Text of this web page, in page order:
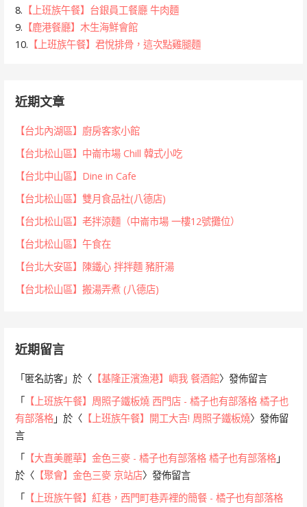
8. 【上班族午餐】台銀員工餐廳 牛肉麵
9. 【鹿港餐廳】木生海鮮會館
10. 【上班族午餐】君悅排骨，這次點雞腿麵
近期文章
【台北內湖區】廚房客家小館
【台北松山區】中崙市場 Chill 韓式小吃
【台北中山區】Dine in Cafe
【台北松山區】雙月食品社(八德店)
【台北松山區】老拌涼麵（中崙市場 一樓12號攤位）
【台北松山區】午食在
【台北大安區】陳鐵心 拌拌麵 豬肝湯
【台北松山區】搬湯弄煮 (八德店)
近期留言
「匿名訪客 」於〈 【基隆正濱漁港】嶼我 餐酒館〉發佈留言
「 【上班族午餐】周照子鐵板燒 西門店 - 橘子也有部落格 橘子也
有部落格 」於〈 【上班族午餐】開工大吉! 周照子鐵板燒〉發佈留
言
「 【大直美麗華】金色三麥 - 橘子也有部落格 橘子也有部落格 」
於〈 【聚會】金色三麥 京站店〉發佈留言
「 【上班族午餐】紅巷，西門町巷弄裡的簡餐 - 橘子也有部落格